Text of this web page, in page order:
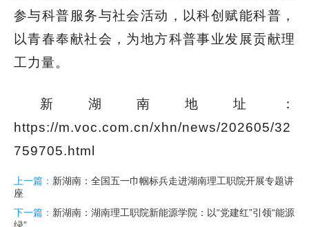
参与科普服务与社会活动，以科创赋能科普，
以青春奉献社会，为地方科普事业发展贡献理
工力量。
新湖南地址：
https://m.voc.com.cn/xhn/news/202605/32
759705.html
上一篇： 新湖南：全国五一巾帼标兵走进湖南理工职院开展专题讲
座
下一篇： 新湖南：湖南理工职院新能源学院：以“党建红”引领“能源
绿”